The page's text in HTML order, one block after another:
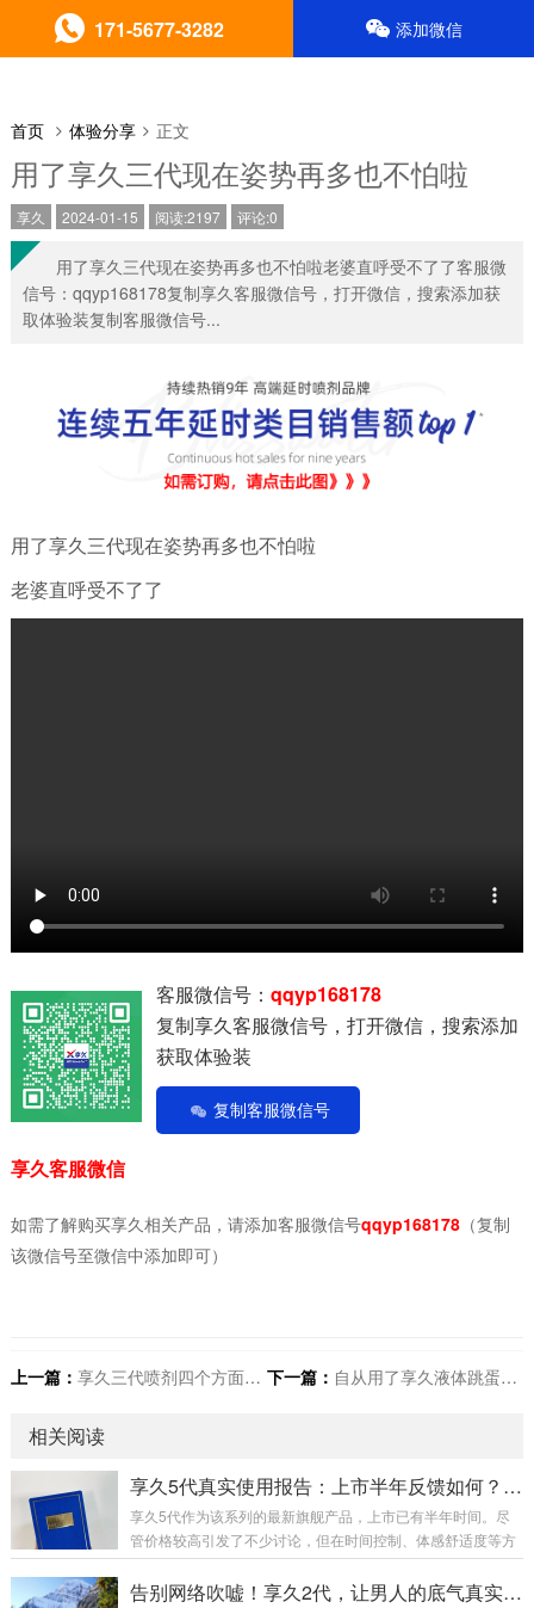
首页 体验分享 正文
用了享久三代现在姿势再多也不怕啦
享久 2024-01-15 阅读:2197 评论:0
用了享久三代现在姿势再多也不怕啦老婆直呼受不了了客服微
信号：qqyp168178复制享久客服微信号，打开微信，搜索添加获
取体验装复制客服微信号...
用了享久三代现在姿势再多也不怕啦
老婆直呼受不了了
客服微信号： qqyp168178
复制享久客服微信号，打开微信，搜索添加
获取体验装
复制客服微信号
享久客服微信
如需了解购买享久相关产品，请添加客服微信号qqyp168178（复制
该微信号至微信中添加即可）
上一篇： 享久三代喷剂四个方面分析详细了解 下一篇： 自从用了享久液体跳蛋后 看出来是真爽了
相关阅读
享久5代真实使用报告：上市半年反馈如何？数据、成分与用户口碑全解析
享久5代作为该系列的最新旗舰产品，上市已有半年时间。尽
管价格较高引发了不少讨论，但在时间控制、体感舒适度等方
面的表现，经过市场检验获得了不少正面反馈。今天我们就从
价格、成分、实测数据以及用户口碑等多个维度，全面解析这告别网络吹嘘！享久2代，让男人的底气真实可见
171-5677-3282 添加微信